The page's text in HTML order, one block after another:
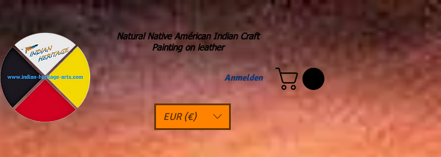
Natural Native Américan Indian Craft
Painting on leather
Anmelden
EUR (€)